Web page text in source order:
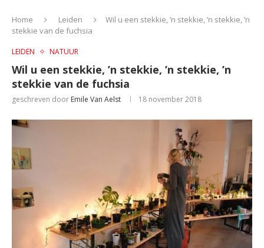
Home Leiden
Wil u een stekkie, ’n stekkie, ’n stekkie, ’n
stekkie van de fuchsia
LEIDEN NATUUR
Wil u een stekkie, ’n stekkie, ’n stekkie, ’n
stekkie van de fuchsia
geschreven door Emile Van Aelst 18 november 2018